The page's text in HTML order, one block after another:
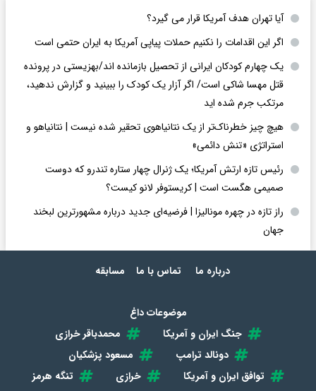
آیا تهران هدف آمریکا قرار می گیرد؟
اگر این اقدامات را نکنیم حملات پیاپی آمریکا به ایران حتمی است
یک چهارم کودکان ایرانی از تحصیل بازمانده اند/بهزیستی در پرونده
قتل مهسا شاکی است/ اگر آزار یک کودک را ببینید و گزارش ندهید،
مرتکب جرم شده اید
هیچ چیز خطرناک‌تر از یک نتانیاهوی تحقیر شده نیست | نتانیاهو و
استراتژی «تنش دائمی»
رئیس تازه ارتش آمریکا؛ یک ژنرال چهار ستاره تندرو که دوست
صمیمی هگست است | کریستوفر لانو کیست؟
راز تازه در چهره مونالیزا | فرضیه‌ای جدید درباره مشهورترین لبخند
جهان
درباره ما تماس با ما مسابقه
موضوعات داغ
جنگ ایران و آمریکا
محمدباقر خرازی
دونالد ترامپ
مسعود پزشکیان
توافق ایران و آمریکا
خرازی
تنگه هرمز